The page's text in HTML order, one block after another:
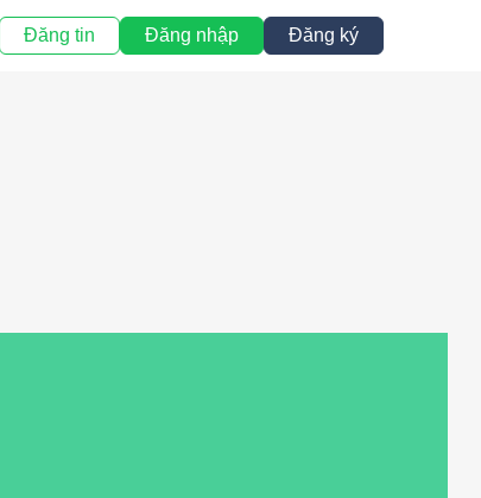
Đăng tin Đăng nhập Đăng ký